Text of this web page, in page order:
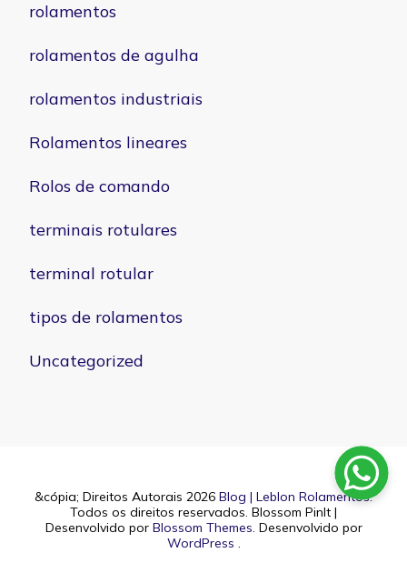
rolamentos
rolamentos de agulha
rolamentos industriais
Rolamentos lineares
Rolos de comando
terminais rotulares
terminal rotular
tipos de rolamentos
Uncategorized
&cópia; Direitos Autorais 2026 Blog | Leblon Rolamentos.
Todos os direitos reservados. Blossom PinIt |
Desenvolvido por Blossom Themes. Desenvolvido por
WordPress .